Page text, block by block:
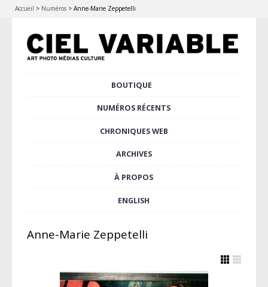
Accueil > Numéros > Anne-Marie Zeppetelli
BOUTIQUE
NUMÉROS RÉCENTS
CHRONIQUES WEB
ARCHIVES
À PROPOS
ENGLISH
Anne-Marie Zeppetelli